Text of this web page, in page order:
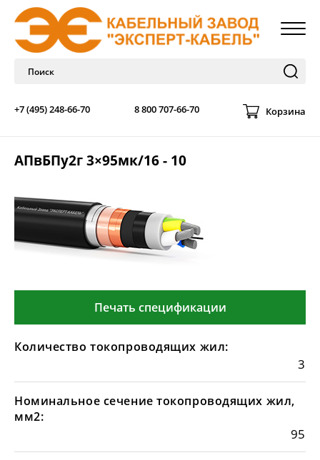
+7 (495) 248-66-70 8 800 707-66-70 Корзина
АПвБПу2г 3×95мк/16 - 10
Печать спецификации
Количество токопроводящих жил:
3
Номинальное сечение токопроводящих жил,
мм2:
95